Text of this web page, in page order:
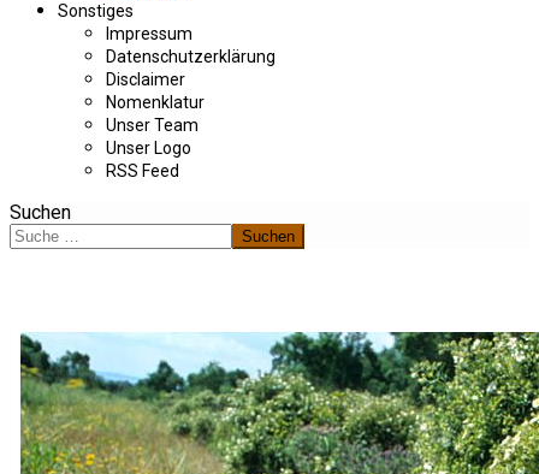
Sonstiges
Impressum
Datenschutzerklärung
Disclaimer
Nomenklatur
Unser Team
Unser Logo
RSS Feed
Suchen
Suchen